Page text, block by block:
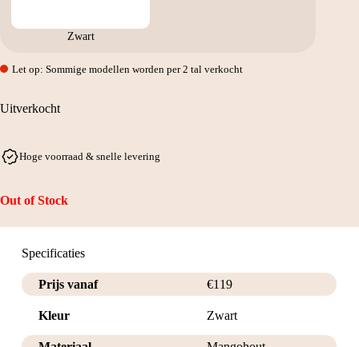
Zwart
Let op: Sommige modellen worden per 2 tal verkocht
Uitverkocht
Hoge voorraad & snelle levering
Out of Stock
Specificaties
Prijs vanaf €119
Kleur Zwart